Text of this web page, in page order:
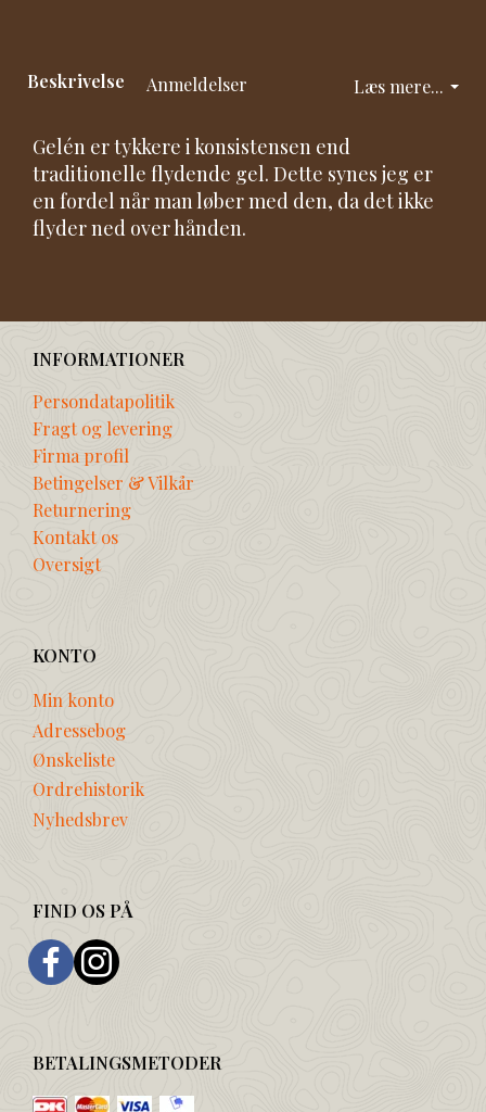
Læs mere...
Beskrivelse Anmeldelser
Gelén er tykkere i konsistensen end
traditionelle flydende gel. Dette synes jeg er
en fordel når man løber med den, da det ikke
flyder ned over hånden.
INFORMATIONER
Persondatapolitik
Fragt og levering
Firma profil
Betingelser & Vilkår
Returnering
Kontakt os
Oversigt
KONTO
Min konto
Adressebog
Ønskeliste
Ordrehistorik
Nyhedsbrev
FIND OS PÅ
BETALINGSMETODER